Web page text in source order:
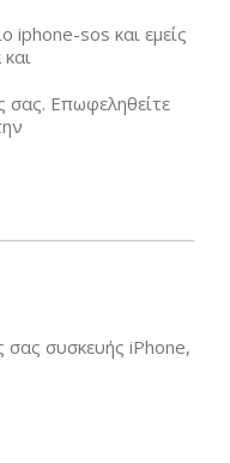
iphone-sos και εμείς
σας. Επωφεληθείτε
συσκευής iPhone,